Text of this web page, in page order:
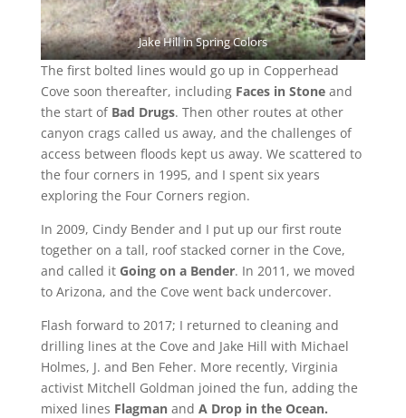
Jake Hill in Spring Colors
The first bolted lines would go up in Copperhead
Cove soon thereafter, including Faces in Stoneand
the start of Bad Drugs. Then other routes at other
canyon crags called us away, and the challenges of
access between floods kept us away. We scattered to
the four corners in 1995, and I spent six years
exploring the Four Corners region.
In 2009, Cindy Bender and I put up our first route
together on a tall, roof stacked corner in the Cove,
and called it Going on a Bender. In 2011, we moved
to Arizona, and the Cove went back undercover.
Flash forward to 2017; I returned to cleaning and
drilling lines at the Cove and Jake Hill with Michael
Holmes, J. and Ben Feher. More recently, Virginia
activist Mitchell Goldman joined the fun, adding the
mixed lines Flagmanand A Drop in the Ocean.